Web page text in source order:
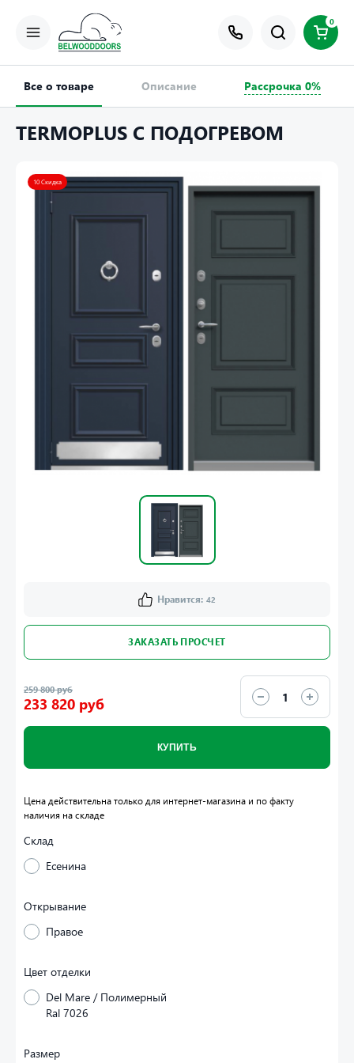
0
Все о товаре Описание Рассрочка 0%
TERMOPLUS С ПОДОГРЕВОМ
Нравится: 42
ЗАКАЗАТЬ ПРОСЧЕТ
259 800 руб
233 820 руб
КУПИТЬ
10 Скидка
Склад
Есенина
Открывание
Правое
Цвет отделки
Del Mare / Полимерный
Ral 7026
Размер
Цена действительна только для интернет-магазина и по факту
наличия на складе